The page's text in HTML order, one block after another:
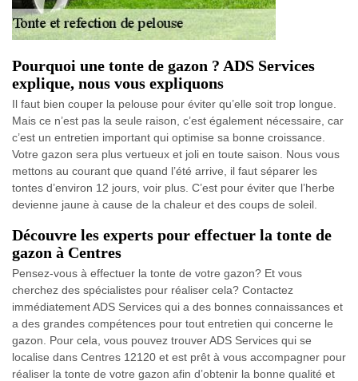
Pourquoi une tonte de gazon ? ADS Services
explique, nous vous expliquons
Il faut bien couper la pelouse pour éviter qu’elle soit trop longue.
Mais ce n’est pas la seule raison, c’est également nécessaire, car
c’est un entretien important qui optimise sa bonne croissance.
Votre gazon sera plus vertueux et joli en toute saison. Nous vous
mettons au courant que quand l’été arrive, il faut séparer les
tontes d’environ 12 jours, voir plus. C’est pour éviter que l’herbe
devienne jaune à cause de la chaleur et des coups de soleil.
Découvre les experts pour effectuer la tonte de
gazon à Centres
Pensez-vous à effectuer la tonte de votre gazon? Et vous
cherchez des spécialistes pour réaliser cela? Contactez
immédiatement ADS Services qui a des bonnes connaissances et
a des grandes compétences pour tout entretien qui concerne le
gazon. Pour cela, vous pouvez trouver ADS Services qui se
localise dans Centres 12120 et est prêt à vous accompagner pour
réaliser la tonte de votre gazon afin d’obtenir la bonne qualité et